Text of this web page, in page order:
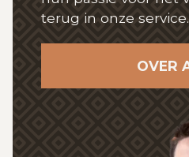
terug in onze service.
OVER